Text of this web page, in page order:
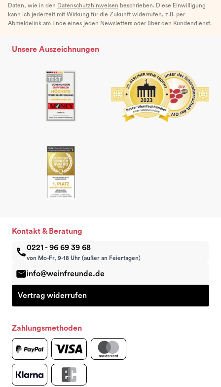
Daten, wie in den Datenschutzhinweisen beschrieben. Diese Einwilligung
kann ich jederzeit mit Wirkung für die Zukunft widerrufen, z.B. per
Abmeldelink am Ende eines jeden Newsletters oder über den Kundendienst.
Unsere Auszeichnungen
Kontakt & Beratung
0221 - 96 69 39 68
von Mo-Fr, 9-18 Uhr (außer an Feiertagen)
info@weinfreunde.de
Vertrag widerrufen
Zahlungsmethoden